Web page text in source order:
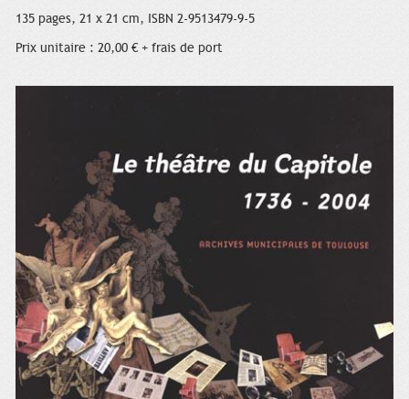
135 pages, 21 x 21 cm, ISBN 2-9513479-9-5
Prix unitaire : 20,00 € + frais de port